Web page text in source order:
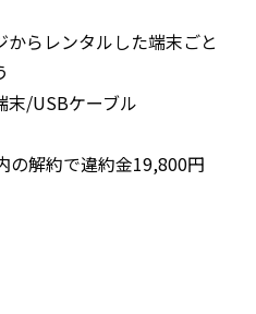
らレンタルした端末ごと
/USBケーブル
解約で違約金19,800円